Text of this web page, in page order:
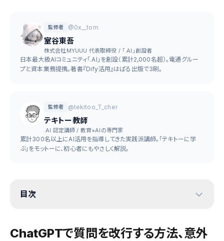
監修者 @0x__tom
室谷東吾
株式会社MYUUU 代表取締役 / 「.AI」創設者
日本最大級AIコミュニティ「.AI」を創設（累計2,000名超）。電通グルー
プと資本業務提携。著書『Dify活用』はぱる出版で3刷。
監修者 @tekitoo_T_cher
テキトー教師
.AI 認定講師 / 教育×AIの専門家
累計300名以上にAI活用を指導してきた実践派講師。「テキトーに学
ぶ」をモットーに、初心者にもやさしく解説。
目次
ChatGPTで質問を改行する方法、意外